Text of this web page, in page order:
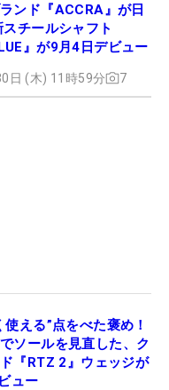
ンド『ACCRA』が日
チールシャフト
』が9月4日デビュー
日 (木) 11時59分 7
使える”点をべた褒め！
ソールを見直した、ク
『RTZ 2』ウェッジが
ュー